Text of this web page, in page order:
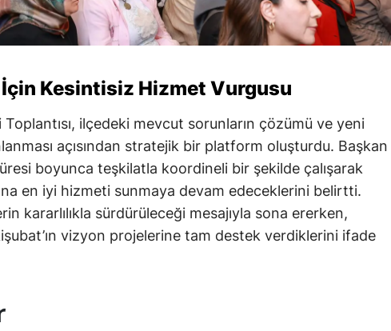
Kesintisiz Hizmet Vurgusu
Toplantısı, ilçedeki mevcut sorunların çözümü ve yeni
açısından stratejik bir platform oluşturdu. Başkan
boyunca teşkilatla koordineli bir şekilde çalışarak
en iyi hizmeti sunmaya devam edeceklerini belirtti.
kararlılıkla sürdürüleceği mesajıyla sona ererken,
vizyon projelerine tam destek verdiklerini ifade